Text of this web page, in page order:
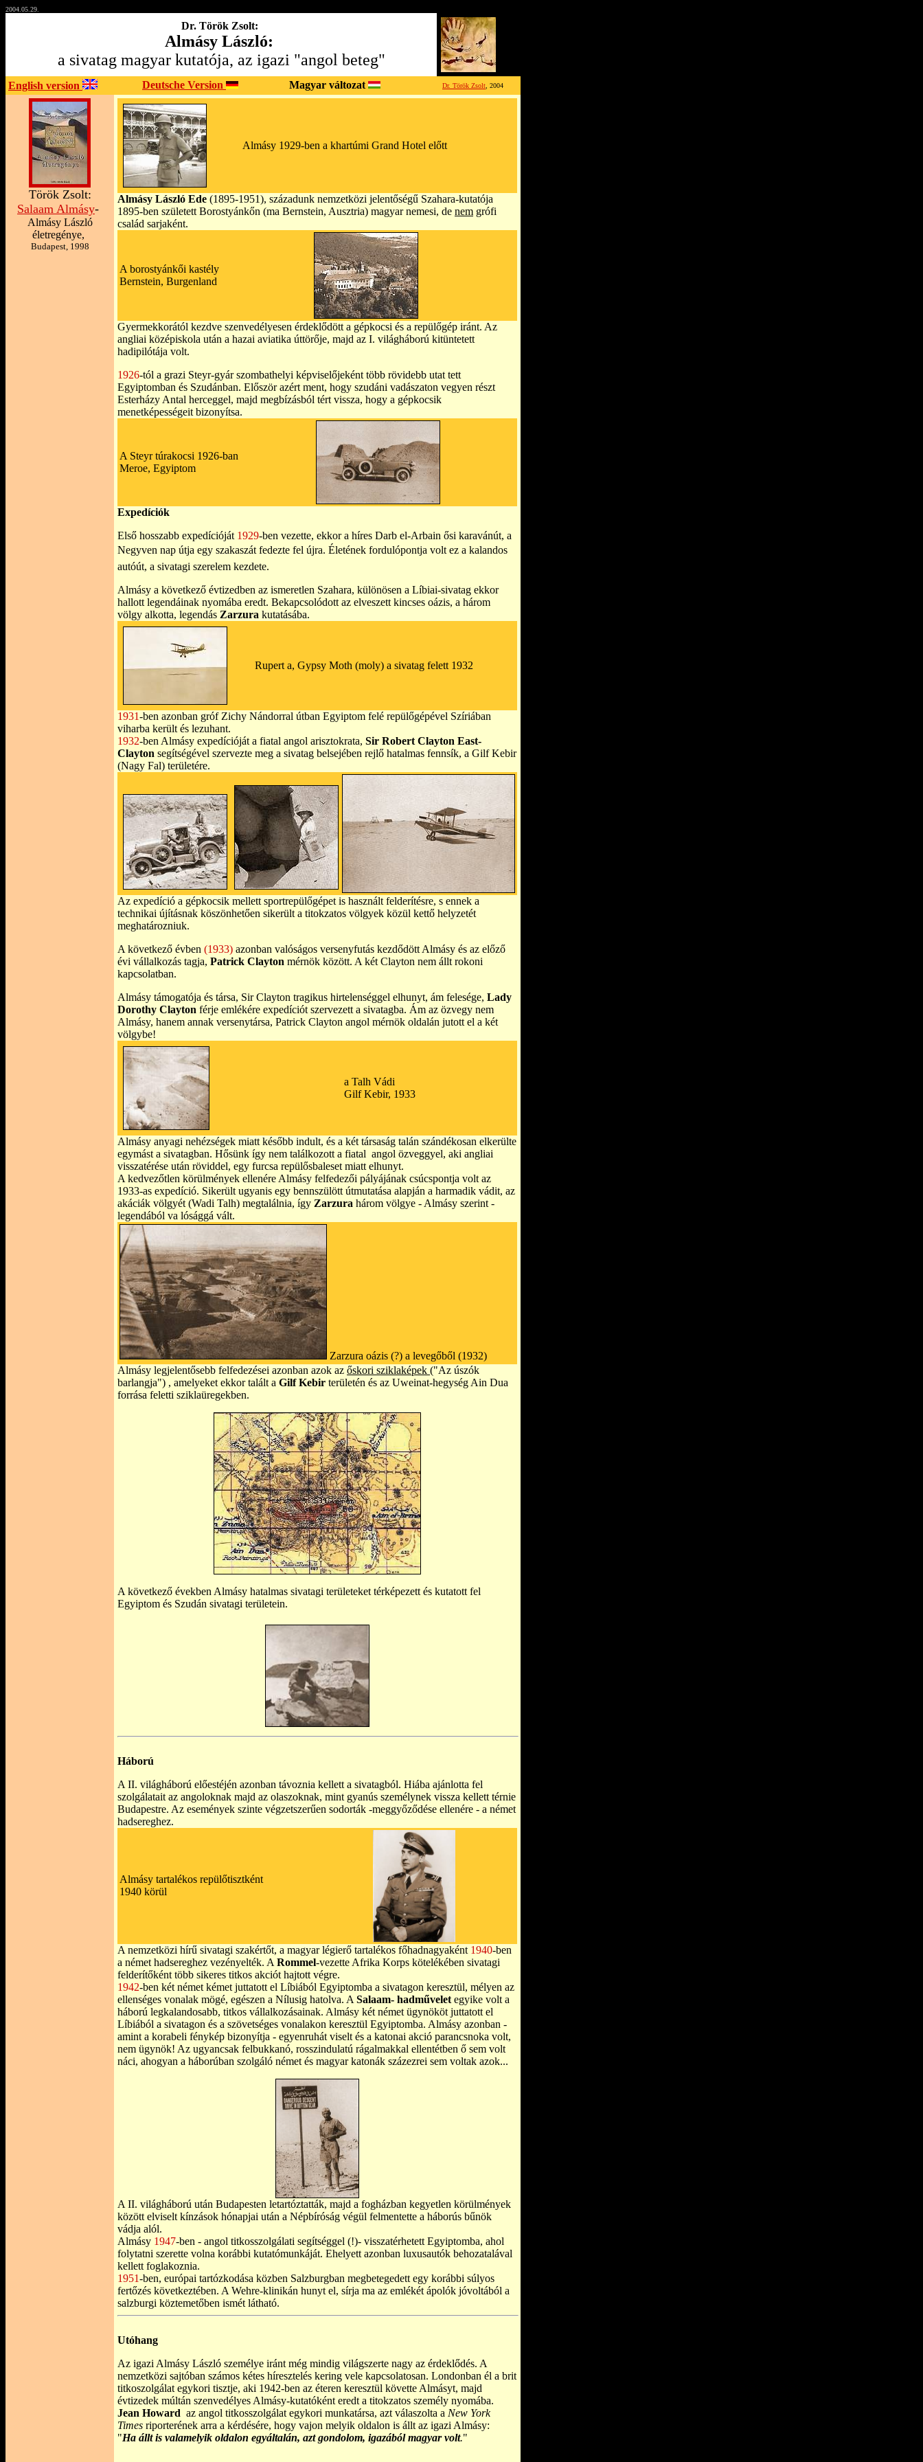
2004.05.29.
Dr. Török Zsolt:
Almásy László:
a sivatag magyar kutatója, az igazi "angol beteg"
English version Deutsche Version Magyar változat Dr. Török Zsolt , 2004
Török Zsolt:
Salaam Almásy-
Almásy László
életregénye,
Budapest, 1998
Almásy 1929-ben a khartúmi Grand Hotel előtt
Almásy László Ede (1895-1951), századunk nemzetközi jelentőségű Szahara-kutatója
1895-ben született Borostyánkőn (ma Bernstein, Ausztria) magyar nemesi, de nem grófi
család sarjaként.
A borostyánkői kastély
Bernstein, Burgenland
Gyermekkorától kezdve szenvedélyesen érdeklődött a gépkocsi és a repülőgép iránt. Az
angliai középiskola után a hazai aviatika úttörője, majd az I. világháború kitüntetett
hadipilótája volt.
1926-tól a grazi Steyr-gyár szombathelyi képviselőjeként több rövidebb utat tett
Egyiptomban és Szudánban. Először azért ment, hogy szudáni vadászaton vegyen részt
Esterházy Antal herceggel, majd megbízásból tért vissza, hogy a gépkocsik
menetképességeit bizonyítsa.
A Steyr túrakocsi 1926-ban
Meroe, Egyiptom
Expedíciók
Első hosszabb expedícióját 1929-ben vezette, ekkor a híres Darb el-Arbain ősi karavánút, a
Negyven nap útja egy szakaszát fedezte fel újra. Életének fordulópontja volt ez a kalandos
autóút, a sivatagi szerelem kezdete.
Almásy a következő évtizedben az ismeretlen Szahara, különösen a Líbiai-sivatag ekkor
hallott legendáinak nyomába eredt. Bekapcsolódott az elveszett kincses oázis, a három
völgy alkotta, legendás Zarzura kutatásába.
Rupert a, Gypsy Moth (moly) a sivatag felett 1932
1931-ben azonban gróf Zichy Nándorral útban Egyiptom felé repülőgépével Szíriában
viharba került és lezuhant.
1932-ben Almásy expedícióját a fiatal angol arisztokrata, Sir Robert Clayton East-
Clayton segítségével szervezte meg a sivatag belsejében rejlő hatalmas fennsík, a Gilf Kebir
(Nagy Fal) területére.
Az expedíció a gépkocsik mellett sportrepülőgépet is használt felderítésre, s ennek a
technikai újításnak köszönhetően sikerült a titokzatos völgyek közül kettő helyzetét
meghatározniuk.
A következő évben (1933) azonban valóságos versenyfutás kezdődött Almásy és az előző
évi vállalkozás tagja, Patrick Clayton mérnök között. A két Clayton nem állt rokoni
kapcsolatban.
Almásy támogatója és társa, Sir Clayton tragikus hirtelenséggel elhunyt, ám felesége, Lady
Dorothy Clayton férje emlékére expedíciót szervezett a sivatagba. Ám az özvegy nem
Almásy, hanem annak versenytársa, Patrick Clayton angol mérnök oldalán jutott el a két
völgybe!
a Talh Vádi
Gilf Kebir, 1933
Almásy anyagi nehézségek miatt később indult, és a két társaság talán szándékosan elkerülte
egymást a sivatagban. Hősünk így nem találkozott a fiatal angol özveggyel, aki angliai
visszatérése után röviddel, egy furcsa repülősbaleset miatt elhunyt.
A kedvezőtlen körülmények ellenére Almásy felfedezői pályájának csúcspontja volt az
1933-as expedíció. Sikerült ugyanis egy bennszülött útmutatása alapján a harmadik vádit, az
akáciák völgyét (Wadi Talh) megtalálnia, így Zarzura három völgye - Almásy szerint -
legendából va lósággá vált.
Zarzura oázis (?) a levegőből (1932)
Almásy legjelentősebb felfedezései azonban azok az őskori sziklaképek ("Az úszók
barlangja") , amelyeket ekkor talált a Gilf Kebir területén és az Uweinat-hegység Ain Dua
forrása feletti sziklaüregekben.
A következő években Almásy hatalmas sivatagi területeket térképezett és kutatott fel
Egyiptom és Szudán sivatagi területein.
Háború
A II. világháború előestéjén azonban távoznia kellett a sivatagból. Hiába ajánlotta fel
szolgálatait az angoloknak majd az olaszoknak, mint gyanús személynek vissza kellett térnie
Budapestre. Az események szinte végzetszerűen sodorták -meggyőződése ellenére - a német
hadsereghez.
Almásy tartalékos repülőtisztként
1940 körül
A nemzetközi hírű sivatagi szakértőt, a magyar légierő tartalékos főhadnagyaként 1940-ben
a német hadsereghez vezényelték. A Rommel-vezette Afrika Korps kötelékében sivatagi
felderítőként több sikeres titkos akciót hajtott végre.
1942-ben két német kémet juttatott el Líbiából Egyiptomba a sivatagon keresztül, mélyen az
ellenséges vonalak mögé, egészen a Nílusig hatolva. A Salaam- hadművelet egyike volt a
háború legkalandosabb, titkos vállalkozásainak. Almásy két német ügynököt juttatott el
Líbiából a sivatagon és a szövetséges vonalakon keresztül Egyiptomba. Almásy azonban -
amint a korabeli fénykép bizonyítja - egyenruhát viselt és a katonai akció parancsnoka volt,
nem ügynök! Az ugyancsak felbukkanó, rosszindulatú rágalmakkal ellentétben ő sem volt
náci, ahogyan a háborúban szolgáló német és magyar katonák százezrei sem voltak azok...
A II. világháború után Budapesten letartóztatták, majd a fogházban kegyetlen körülmények
között elviselt kínzások hónapjai után a Népbíróság végül felmentette a háborús bűnök
vádja alól.
Almásy 1947-ben - angol titkosszolgálati segítséggel (!)- visszatérhetett Egyiptomba, ahol
folytatni szerette volna korábbi kutatómunkáját. Ehelyett azonban luxusautók behozatalával
kellett foglakoznia.
1951-ben, európai tartózkodása közben Salzburgban megbetegedett egy korábbi súlyos
fertőzés következtében. A Wehre-klinikán hunyt el, sírja ma az emlékét ápolók jóvoltából a
salzburgi köztemetőben ismét látható.
Utóhang
Az igazi Almásy László személye iránt még mindig világszerte nagy az érdeklődés. A
nemzetközi sajtóban számos kétes híresztelés kering vele kapcsolatosan. Londonban él a brit
titkoszolgálat egykori tisztje, aki 1942-ben az éteren keresztül követte Almásyt, majd
évtizedek múltán szenvedélyes Almásy-kutatóként eredt a titokzatos személy nyomába.
Jean Howard az angol titkosszolgálat egykori munkatársa, azt válaszolta a New York
Times riporterének arra a kérdésére, hogy vajon melyik oldalon is állt az igazi Almásy:
"Ha állt is valamelyik oldalon egyáltalán, azt gondolom, igazából magyar volt."